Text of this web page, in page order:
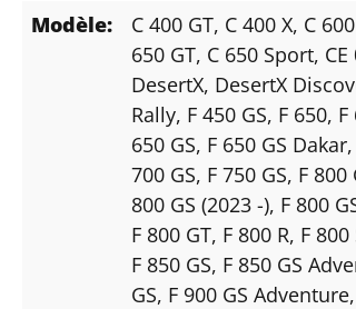
Modèle: C 400 GT, C 400 X, C
650 GT, C 650 Sport, CE
DesertX, DesertX
Rally, F 450 GS, F 650, F
650 GS, F 650 GS Dakar
700 GS, F 750 GS, F 800
800 GS (2023 -), F 800
F 800 GT, F 800 R, F 800
F 850 GS, F 850 GS
GS, F 900 GS Adventure